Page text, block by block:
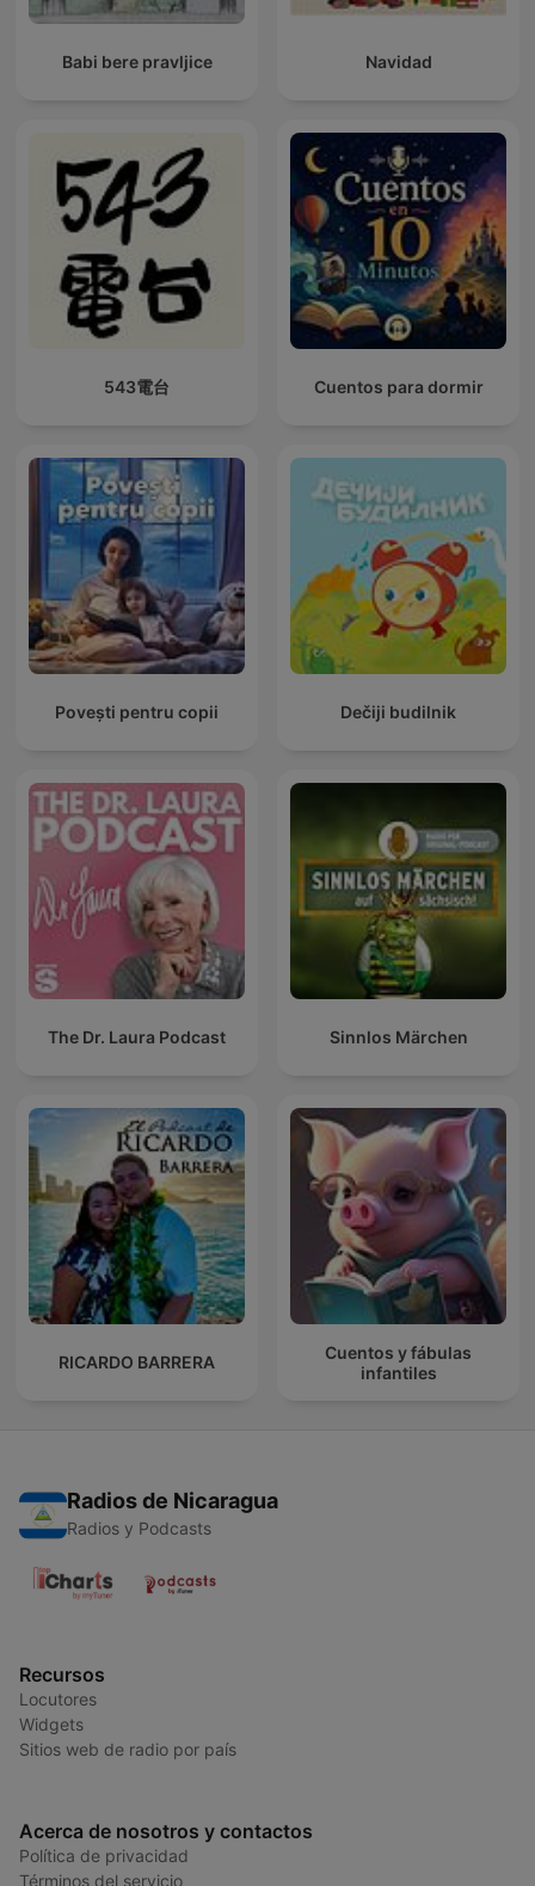
Babi bere pravljice Navidad
543電台 Cuentos para dormir
Povești pentru copii Dečiji budilnik
The Dr. Laura Podcast Sinnlos Märchen
RICARDO BARRERA
Cuentos y fábulas
infantiles
Radios de Nicaragua
Radios y Podcasts
Recursos
Locutores
Widgets
Sitios web de radio por país
Acerca de nosotros y contactos
Política de privacidad
Términos del servicio